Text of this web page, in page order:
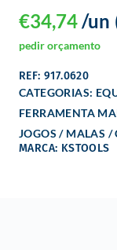
€34,74/un
pedir orçamento
REF: 917.0620
CATEGORIAS:
FERRAMENTA
JOGOS / MALAS /
MARCA: KSTOOLS